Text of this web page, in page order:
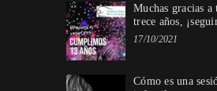
Muchas gracias a
trece años,
17/10/2021
Cómo es una